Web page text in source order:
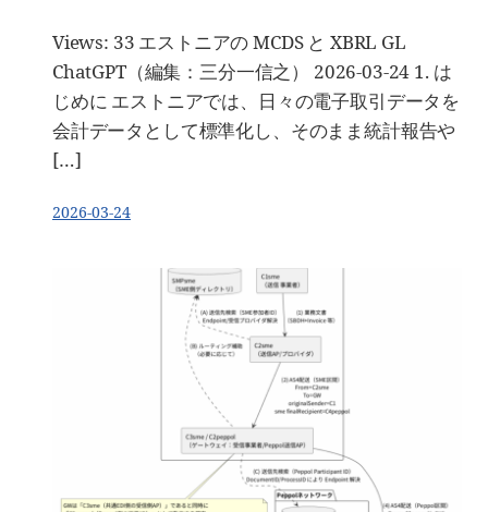
Views: 33 エストニアの MCDS と XBRL GL
ChatGPT（編集：三分一信之） 2026-03-24 1. は
じめに エストニアでは、日々の電子取引データを
会計データとして標準化し、そのまま統計報告や
[…]
2026-03-24